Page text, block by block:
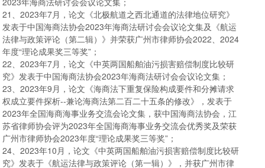
21、2023年7月，论文《北极航道之西北通道的法律地位研究》
发表于中国海商法协会2023年海商法研讨会会议论文集及《航运
法律与政策评论（第二辑）》并荣获广州市律师协会2022、2024
年度“理论成果奖三等奖”；
22、2023年7月，论文《中英两国船舶油污损害赔偿制度比较研
究》发表于中国海商法协会2023年海商法研讨会会议论文集；
23、2023年9月，论文《海商法下重复保险构成要件和分摊请求
权成立要件探析--兼论海商法第二百二十五条的修改》，发表于
2023年全国海商海事业务交流会论文集，获中国海商法协会，江
苏省律师协会评为2023年全国海商海事业务交流会优秀奖及荣获
广州市律师协会2023年度“理论成果奖三等奖”；
24、2023年10月，论文《中英两国船舶油污损害赔偿制度比较研
究》发表于《航运法律与政策评论（第一辑）》，并获广州市律